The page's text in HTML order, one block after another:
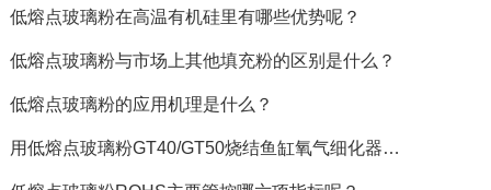
低熔点玻璃粉在高温有机硅里有哪些优势呢？
低熔点玻璃粉与市场上其他填充粉的区别是什么？
低熔点玻璃粉的应用机理是什么？
用低熔点玻璃粉GT40/GT50烧结鱼缸氧气细化器…